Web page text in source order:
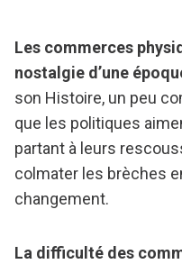
Les commerces
nostalgie d’une
son Histoire, un peu
que les politiques
partant à leurs
colmater les brèches
changement.
La difficulté des